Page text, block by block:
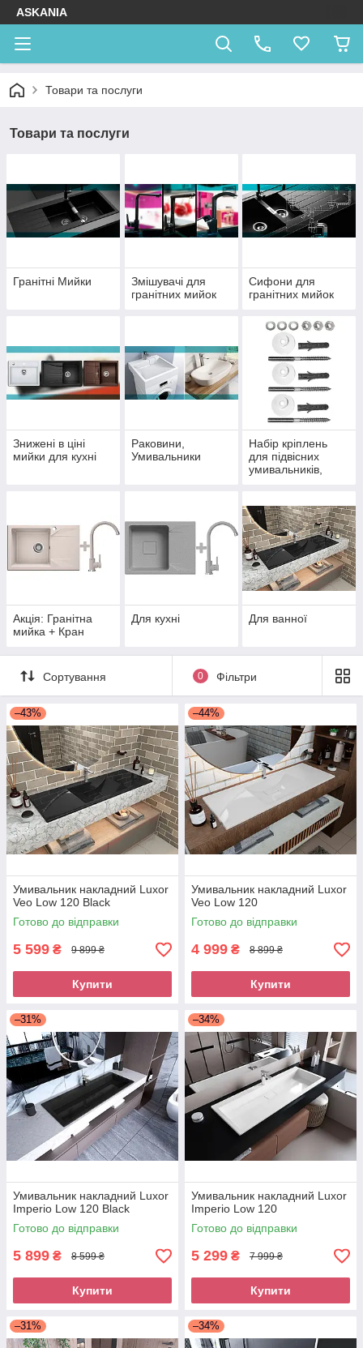
ASKANIA
Товари та послуги
Товари та послуги
Гранітні Мийки
Змішувачі для
гранітних мийок
Сифони для
гранітних мийок
Знижені в ціні
мийки для кухні
Раковини,
Умивальники
Набір кріплень
для підвісних
умивальників,
Акція: Гранітна
мийка + Кран
Для кухні Для ванної
Сортування 0 Фільтри
–43%
Умивальник накладний Luxor
Veo Low 120 Black
Готово до відправки
5 599 ₴ 9 899 ₴
Купити
–44%
Умивальник накладний Luxor
Veo Low 120
Готово до відправки
4 999 ₴ 8 899 ₴
Купити
–31%
Умивальник накладний Luxor
Imperio Low 120 Black
Готово до відправки
5 899 ₴ 8 599 ₴
Купити
–34%
Умивальник накладний Luxor
Imperio Low 120
Готово до відправки
5 299 ₴ 7 999 ₴
Купити
–31% –34%